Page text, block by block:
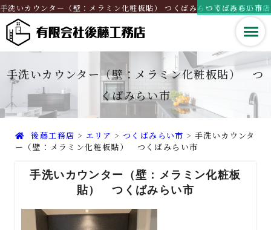
手洗いカウンター（壁：メラミン化粧板貼） つくばみらい市 - 後藤工務店
手洗いカウンター（壁：メラミン化粧板貼） つ
くばみらい市
後藤工務店 > エリア > つくばみらい市 >手洗いカウンタ
ー（壁：メラミン化粧板貼） つくばみらい市
つくばみらい市
手洗いカウンター（壁：メラミン化粧板
貼） つくばみらい市